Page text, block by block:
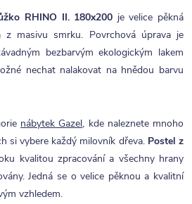
RHINO II. 180x200 je velice pěkná
z masivu smrku. Povrchová úprava je
bezbarvým ekologickým lakem
nechat nalakovat na hnědou barvu
nábytek Gazel, kde naleznete mnoho
si vybere každý milovník dřeva.Postel z
kvalitou zpracování a všechny hrany
Jedná se o velice pěknou a kvalitní
vzhledem.